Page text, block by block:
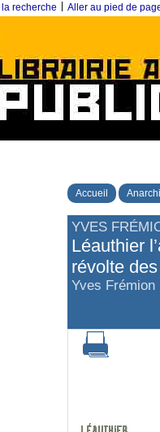
recherche Aller au pied de
Accueil
YVES
Léauthier
révolte
Yves Frémion